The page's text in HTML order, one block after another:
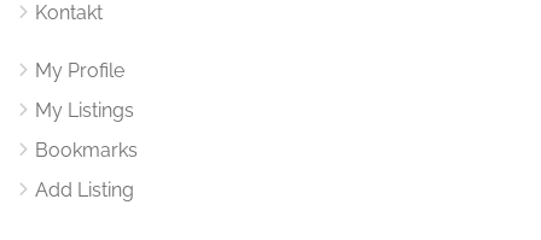
Kontakt
My Profile
My Listings
Bookmarks
Add Listing